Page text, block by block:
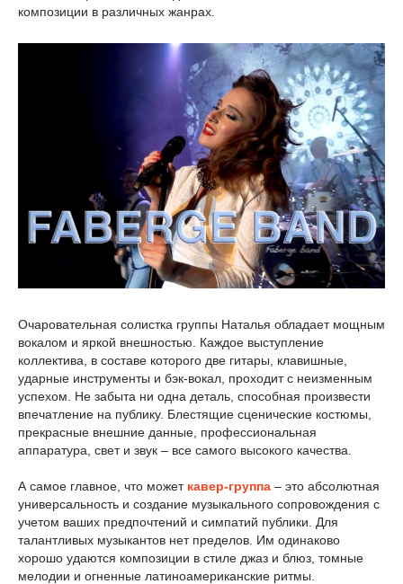
композиции в различных жанрах.
Очаровательная солистка группы Наталья обладает мощным
вокалом и яркой внешностью. Каждое выступление
коллектива, в составе которого две гитары, клавишные,
ударные инструменты и бэк-вокал, проходит с неизменным
успехом. Не забыта ни одна деталь, способная произвести
впечатление на публику. Блестящие сценические костюмы,
прекрасные внешние данные, профессиональная
аппаратура, свет и звук – все самого высокого качества.
А самое главное, что может кавер-группа – это абсолютная
универсальность и создание музыкального сопровождения с
учетом ваших предпочтений и симпатий публики. Для
талантливых музыкантов нет пределов. Им одинаково
хорошо удаются композиции в стиле джаз и блюз, томные
мелодии и огненные латиноамериканские ритмы.